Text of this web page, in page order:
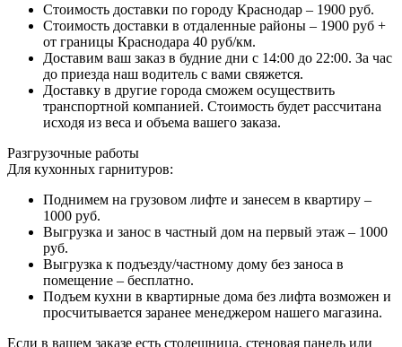
Стоимость доставки по городу Краснодар – 1900 руб.
Стоимость доставки в отдаленные районы – 1900 руб +
от границы Краснодара 40 руб/км.
Доставим ваш заказ в будние дни с 14:00 до 22:00. За час
до приезда наш водитель с вами свяжется.
Доставку в другие города сможем осуществить
транспортной компанией. Стоимость будет рассчитана
исходя из веса и объема вашего заказа.
Разгрузочные работы
Для кухонных гарнитуров:
Поднимем на грузовом лифте и занесем в квартиру –
1000 руб.
Выгрузка и занос в частный дом на первый этаж – 1000
руб.
Выгрузка к подъезду/частному дому без заноса в
помещение – бесплатно.
Подъем кухни в квартирные дома без лифта возможен и
просчитывается заранее менеджером нашего магазина.
Если в вашем заказе есть столешница, стеновая панель или